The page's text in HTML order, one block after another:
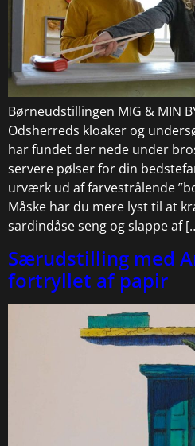
Børneudstillingen MIG & MIN
Odsherreds kloaker og
har fundet der nede under
servere pølser for din
urværk ud af farvestrålende
Måske har du mere lyst til at
sardindåse seng og slappe af
Særudstilling med
fortryllet af papir